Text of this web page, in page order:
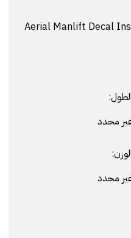
Aerial Manlift Decal
الطول:
محدد
الوزن:
محدد